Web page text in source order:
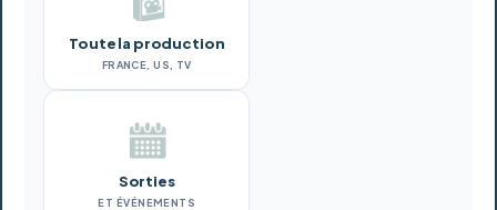
Toute la production
FRANCE, US, TV
Sorties
ET ÉVÉNEMENTS